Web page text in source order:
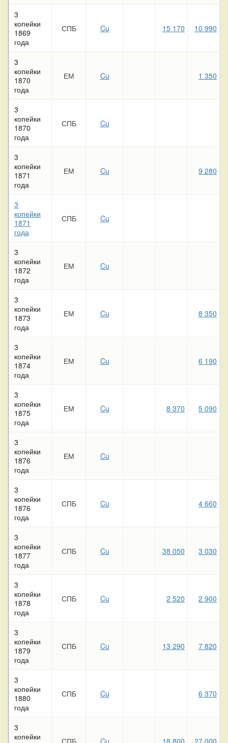
3
копейки
1869
года
СПБ Cu 15 170 10 990
3
копейки
1870
года
ЕМ Cu 1 350
3
копейки
1870
года
СПБ Cu
3
копейки
1871
года
ЕМ Cu 9 280
3
копейки
1871
года
СПБ Cu
3
копейки
1872
года
ЕМ Cu
3
копейки
1873
года
ЕМ Cu 8 350
3
копейки
1874
года
ЕМ Cu 6 190
3
копейки
1875
года
ЕМ Cu 8 370 5 090
3
копейки
1876
года
ЕМ Cu
3
копейки
1876
года
СПБ Cu 4 660
3
копейки
1877
года
СПБ Cu 38 050 3 030
3
копейки
1878
года
СПБ Cu 2 520 2 900
3
копейки
1879
года
СПБ Cu 13 290 7 820
3
копейки
1880
года
СПБ Cu 6 370
3
копейки
СПБ Cu 18 800 27 000